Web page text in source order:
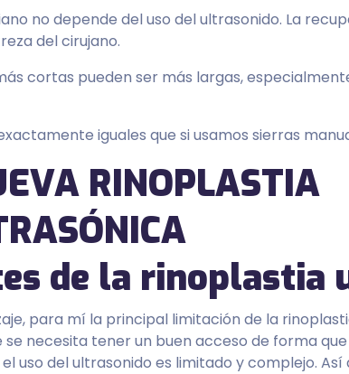
no depende del uso del ultrasonido. La
del cirujano.
cortas pueden ser más largas,
iguales que si usamos sierras
de la rinoplastia
para mí la principal limitación de la
se necesita tener un buen acceso de forma
uso del ultrasonido es limitado y complejo.